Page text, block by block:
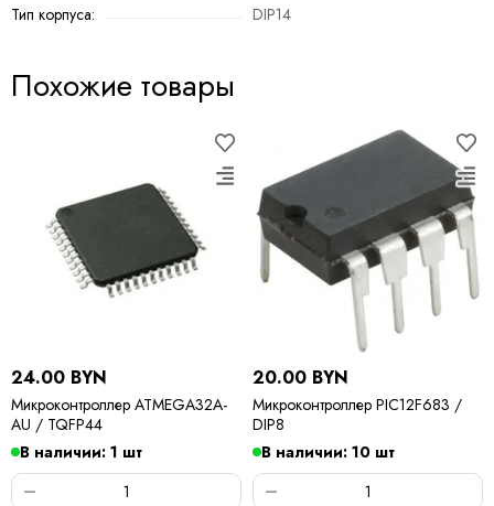
Тип корпуса: DIP14
Похожие товары
24.00 BYN
Микроконтроллер ATMEGA32A-
AU / TQFP44
В наличии: 1 шт
20.00 BYN
Микроконтроллер PIC12F683 /
DIP8
В наличии: 10 шт